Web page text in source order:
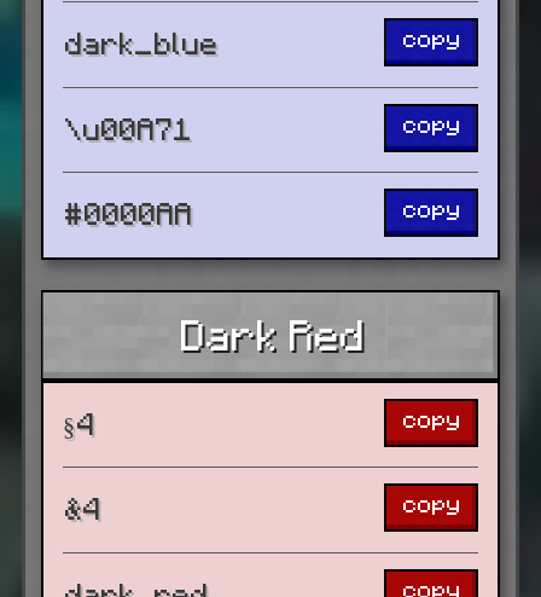
dark_blue copy
\u00A71 copy
#0000AA copy
Dark Red
§4 copy
&4 copy
copy